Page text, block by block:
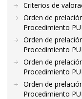
Criterios de
Orden de
Procedimiento
Orden de
Procedimiento
Orden de
Procedimiento
Orden de
Procedimiento